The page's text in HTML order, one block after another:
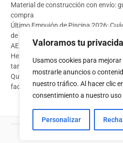
Valoramos tu
Usamos cookies para
mostrarle anuncios o
nuestro tráfico. Al hacer clic
consentimiento a nuestro uso
Personalizar
Material de construcción con envío:
compra
Último Empujón de Piscina 2026:
de Baño te Quedan en Madrid Sur
AEMET)
Herramientas imprescindibles para
tarima flotante
Qué pintura usar en exterior: guía
fachadas 2026